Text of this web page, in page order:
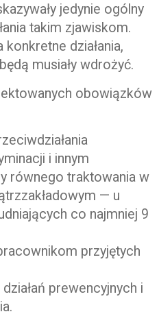
jedynie ogólny
takim zjawiskom.
działania,
musiały wdrożyć.
obowiązków
i innym
równego traktowania w
— u
co najmniej 9
przyjętych
prewencyjnych i